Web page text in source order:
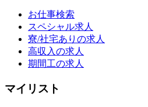
お仕事検索
スペシャル求人
寮/社宅ありの求人
高収入の求人
期間工の求人
マイリスト